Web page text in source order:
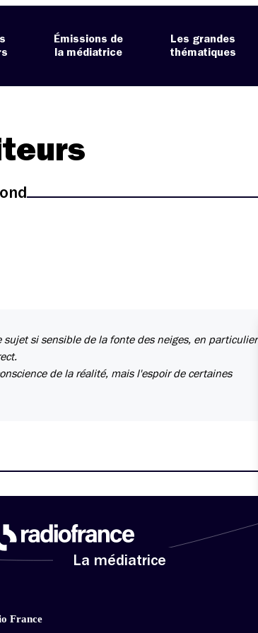
Émissions de
la médiatrice
Les grandes
thématiques
si sensible de la fonte des neiges, en particulier
de la réalité, mais l'espoir de certaines
La médiatrice
France